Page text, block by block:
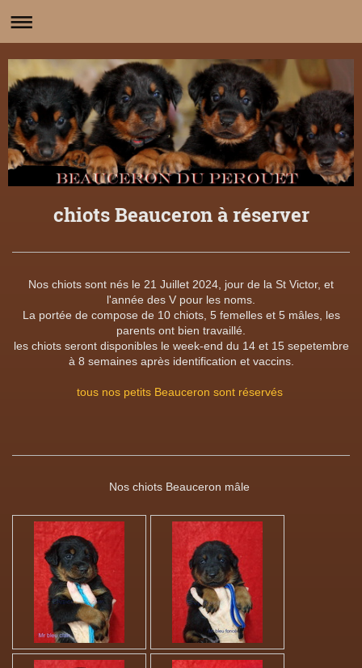
chiots Beauceron à réserver
Nos chiots sont nés le 21 Juillet 2024, jour de la St Victor, et
l'année des V pour les noms.
La portée de compose de 10 chiots, 5 femelles et 5 mâles, les
parents ont bien travaillé.
les chiots seront disponibles le week-end du 14 et 15 sepetembre
à 8 semaines après identification et vaccins.
tous nos petits Beauceron sont réservés
Nos chiots Beauceron mâle